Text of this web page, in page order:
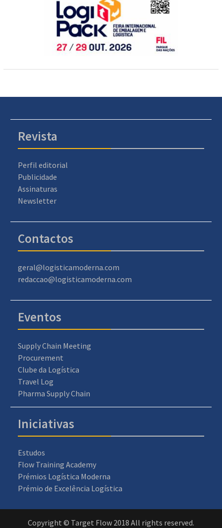
Revista
Perfil editorial
Publicidade
Assinaturas
Newsletter
Contactos
geral@logisticamoderna.com
redaccao@logisticamoderna.com
Eventos
Supply Chain Meeting
Procurement
Clube da Logística
Travel Log
Pharma Supply Chain
Iniciativas
Estudos
Flow Training Academy
Prémios Logística Moderna
Prémio de Excelência Logística
Copyright © Target Flow 2018 All rights reserved.